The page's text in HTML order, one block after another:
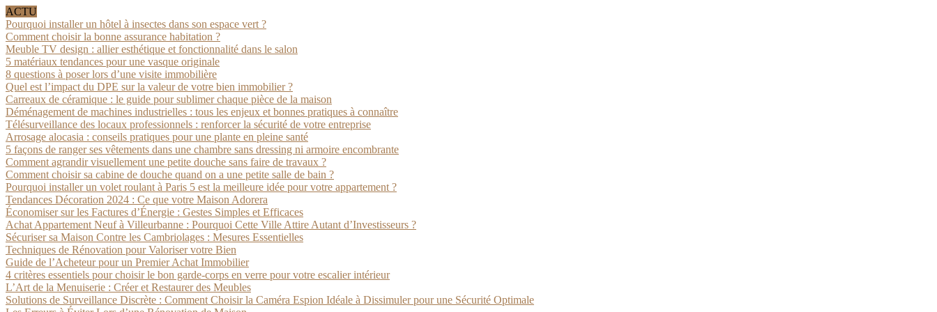
ACTU
Pourquoi installer un hôtel à insectes dans son espace vert ?
Comment choisir la bonne assurance habitation ?
Meuble TV design : allier esthétique et fonctionnalité dans le salon
5 matériaux tendances pour une vasque originale
8 questions à poser lors d’une visite immobilière
Quel est l’impact du DPE sur la valeur de votre bien immobilier ?
Carreaux de céramique : le guide pour sublimer chaque pièce de la maison
Déménagement de machines industrielles : tous les enjeux et bonnes pratiques à connaître
Télésurveillance des locaux professionnels : renforcer la sécurité de votre entreprise
Arrosage alocasia : conseils pratiques pour une plante en pleine santé
5 façons de ranger ses vêtements dans une chambre sans dressing ni armoire encombrante
Comment agrandir visuellement une petite douche sans faire de travaux ?
Comment choisir sa cabine de douche quand on a une petite salle de bain ?
Pourquoi installer un volet roulant à Paris 5 est la meilleure idée pour votre appartement ?
Tendances Décoration 2024 : Ce que votre Maison Adorera
Économiser sur les Factures d’Énergie : Gestes Simples et Efficaces
Achat Appartement Neuf à Villeurbanne : Pourquoi Cette Ville Attire Autant d’Investisseurs ?
Sécuriser sa Maison Contre les Cambriolages : Mesures Essentielles
Techniques de Rénovation pour Valoriser votre Bien
Guide de l’Acheteur pour un Premier Achat Immobilier
4 critères essentiels pour choisir le bon garde-corps en verre pour votre escalier intérieur
L’Art de la Menuiserie : Créer et Restaurer des Meubles
Solutions de Surveillance Discrète : Comment Choisir la Caméra Espion Idéale à Dissimuler pour une Sécurité Optimale